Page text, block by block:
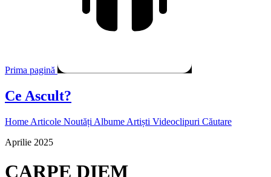
Prima pagină
Ce Ascult?
Home Articole Noutăți Albume Artiști Videoclipuri Căutare
Aprilie 2025
CARPE DIEM